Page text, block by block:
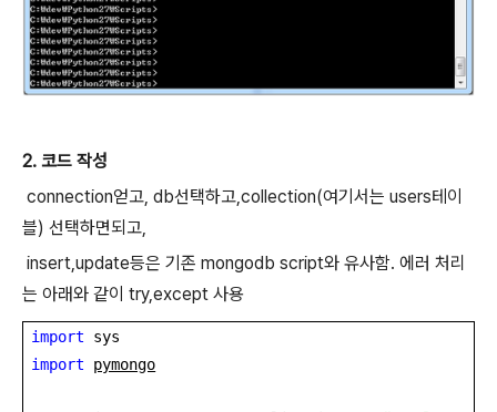
2. 코드 작성
connection얻고, db선택하고,collection(여기서는 users테이
블) 선택하면되고,
insert,update등은 기존 mongodb script와 유사함. 에러 처리
는 아래와 같이 try,except 사용
import sys
import
pymongo